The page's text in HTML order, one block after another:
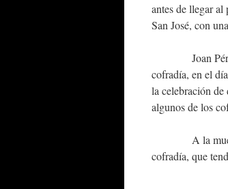
antes de llegar al
San José, con
Joan Pérez
cofradía, en el
la celebración de
algunos de los
A la muerte
cofradía, que